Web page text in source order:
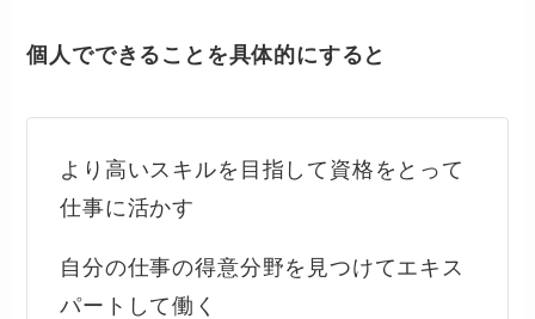
個人でできることを具体的にすると
より高いスキルを目指して資格をとって
仕事に活かす
自分の仕事の得意分野を見つけてエキス
パートして働く